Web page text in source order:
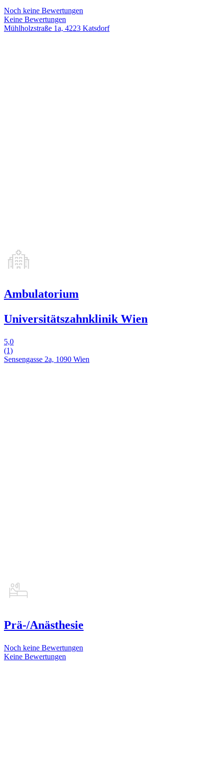
Noch keine Bewertungen
Keine Bewertungen
Mühlholzstraße 1a, 4223 Katsdorf
Ambulatorium
Universitätszahnklinik Wien
5,0
(1)
Sensengasse 2a, 1090 Wien
Prä-/Anästhesie
Noch keine Bewertungen
Keine Bewertungen